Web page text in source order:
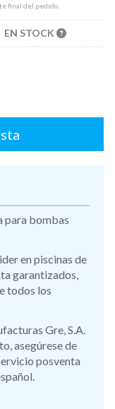
final del pedido.
EN STOCK
para bombas
en piscinas de
garantizados,
todos los
Gre, S.A.
asegúrese de
posventa